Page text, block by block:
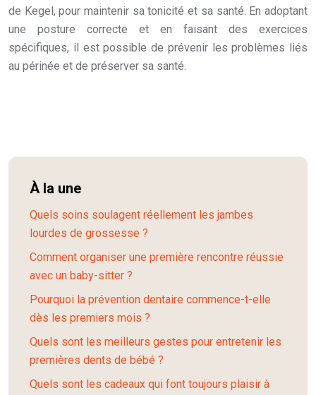
de Kegel, pour maintenir sa tonicité et sa santé. En adoptant
une posture correcte et en faisant des exercices
spécifiques, il est possible de prévenir les problèmes liés
au périnée et de préserver sa santé.
À la une
Quels soins soulagent réellement les jambes
lourdes de grossesse ?
Comment organiser une première rencontre réussie
avec un baby-sitter ?
Pourquoi la prévention dentaire commence-t-elle
dès les premiers mois ?
Quels sont les meilleurs gestes pour entretenir les
premières dents de bébé ?
Quels sont les cadeaux qui font toujours plaisir à